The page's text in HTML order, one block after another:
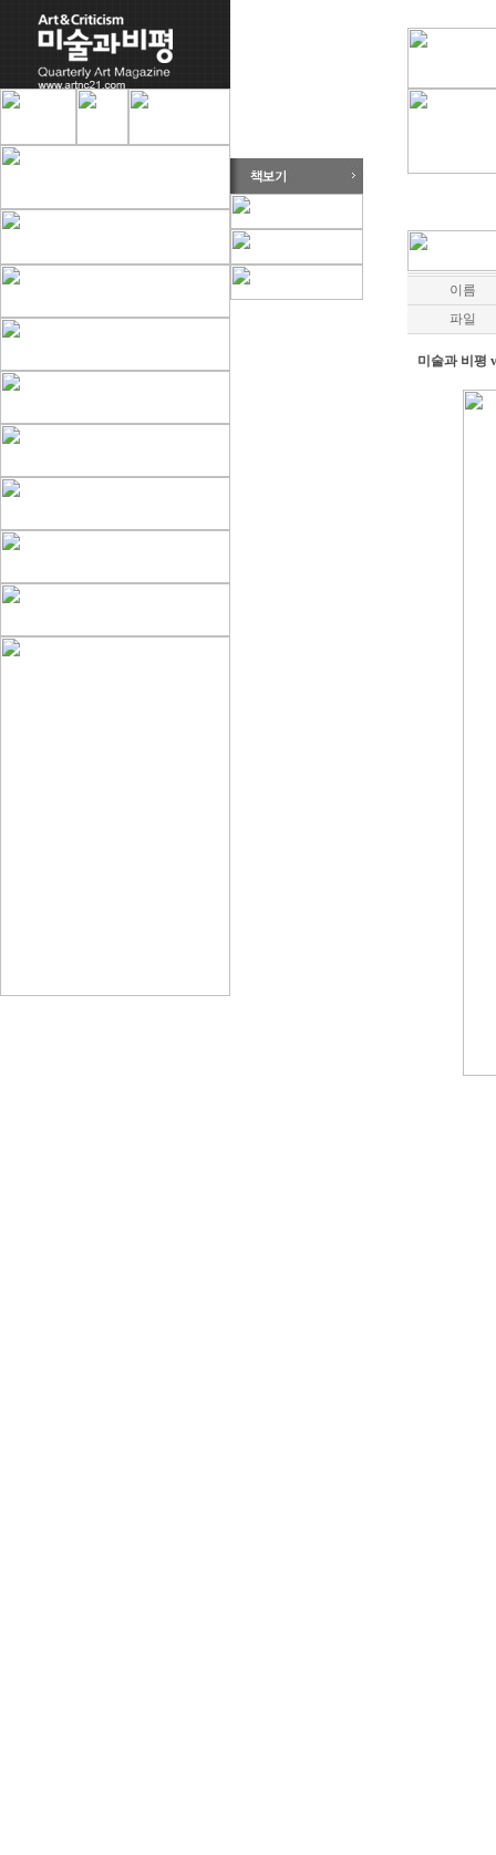
이름
파일
미술과 비평